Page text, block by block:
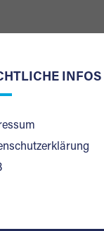
INFOS